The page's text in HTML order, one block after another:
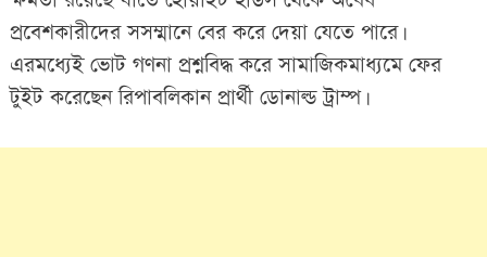
প্রবেশকারীদের সসম্মানে বের করে দেয়া যেতে পারে।
এরমধ্যেই ভোট গণনা প্রশ্নবিদ্ধ করে সামাজিকমাধ্যমে ফের
টুইট করেছেন রিপাবলিকান প্রার্থী ডোনাল্ড ট্রাম্প।